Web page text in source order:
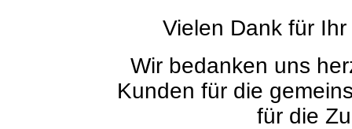
Vielen Dank für
Wir bedanken uns
Kunden für die
für die